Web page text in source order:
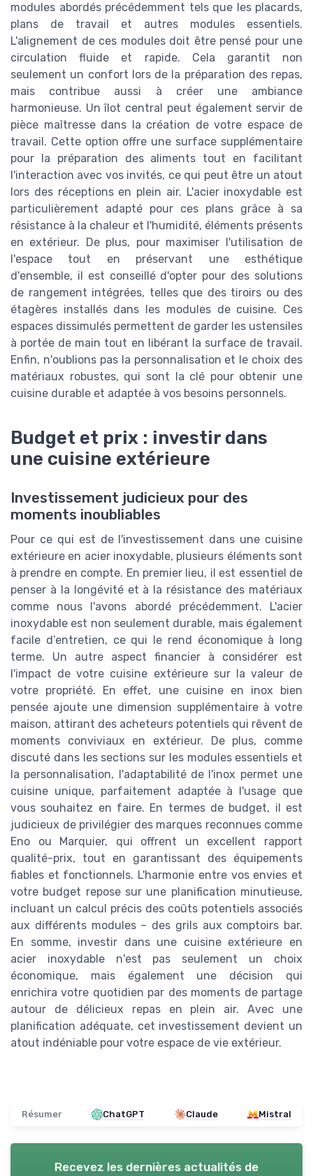
modules abordés précédemment tels que les placards,
plans de travail et autres modules essentiels.
L'alignement de ces modules doit être pensé pour une
circulation fluide et rapide. Cela garantit non
seulement un confort lors de la préparation des repas,
mais contribue aussi à créer une ambiance
harmonieuse. Un îlot central peut également servir de
pièce maîtresse dans la création de votre espace de
travail. Cette option offre une surface supplémentaire
pour la préparation des aliments tout en facilitant
l'interaction avec vos invités, ce qui peut être un atout
lors des réceptions en plein air. L'acier inoxydable est
particulièrement adapté pour ces plans grâce à sa
résistance à la chaleur et l'humidité, éléments présents
en extérieur. De plus, pour maximiser l'utilisation de
l'espace tout en préservant une esthétique
d'ensemble, il est conseillé d'opter pour des solutions
de rangement intégrées, telles que des tiroirs ou des
étagères installés dans les modules de cuisine. Ces
espaces dissimulés permettent de garder les ustensiles
à portée de main tout en libérant la surface de travail.
Enfin, n'oublions pas la personnalisation et le choix des
matériaux robustes, qui sont la clé pour obtenir une
cuisine durable et adaptée à vos besoins personnels.
Budget et prix : investir dans
une cuisine extérieure
Investissement judicieux pour des
moments inoubliables
Pour ce qui est de l'investissement dans une cuisine
extérieure en acier inoxydable, plusieurs éléments sont
à prendre en compte. En premier lieu, il est essentiel de
penser à la longévité et à la résistance des matériaux
comme nous l'avons abordé précédemment. L'acier
inoxydable est non seulement durable, mais également
facile d’entretien, ce qui le rend économique à long
terme. Un autre aspect financier à considérer est
l'impact de votre cuisine extérieure sur la valeur de
votre propriété. En effet, une cuisine en inox bien
pensée ajoute une dimension supplémentaire à votre
maison, attirant des acheteurs potentiels qui rêvent de
moments conviviaux en extérieur. De plus, comme
discuté dans les sections sur les modules essentiels et
la personnalisation, l'adaptabilité de l'inox permet une
cuisine unique, parfaitement adaptée à l'usage que
vous souhaitez en faire. En termes de budget, il est
judicieux de privilégier des marques reconnues comme
Eno ou Marquier, qui offrent un excellent rapport
qualité-prix, tout en garantissant des équipements
fiables et fonctionnels. L'harmonie entre vos envies et
votre budget repose sur une planification minutieuse,
incluant un calcul précis des coûts potentiels associés
aux différents modules – des grils aux comptoirs bar.
En somme, investir dans une cuisine extérieure en
acier inoxydable n'est pas seulement un choix
économique, mais également une décision qui
enrichira votre quotidien par des moments de partage
autour de délicieux repas en plein air. Avec une
planification adéquate, cet investissement devient un
atout indéniable pour votre espace de vie extérieur.
Résumer ChatGPT Claude Mistral
Recevez les dernières actualités de